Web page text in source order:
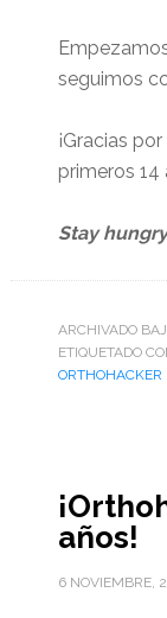
seguimos
¡Gracias
primeros 14
Stay
ARCHIVADO
ETIQUETADO
ORTHOHACKER
años!
6 NOVIEMBRE,